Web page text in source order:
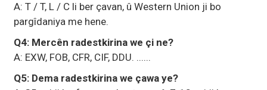
A: T / T, L / C li ber çavan, û Western Union ji bo
pargîdaniya me hene.
Q4: Mercên radestkirina we çi ne?
A: EXW, FOB, CFR, CIF, DDU. ......
Q5: Dema radestkirina we çawa ye?